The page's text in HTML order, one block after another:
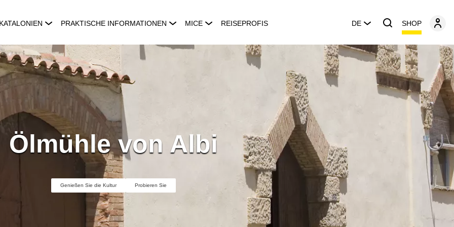
PRAKTISCHE INFORMATIONEN MICE REISEPROFIS DE SHOP
Ölmühle von Albi
Genießen Sie die Kultur Probieren Sie